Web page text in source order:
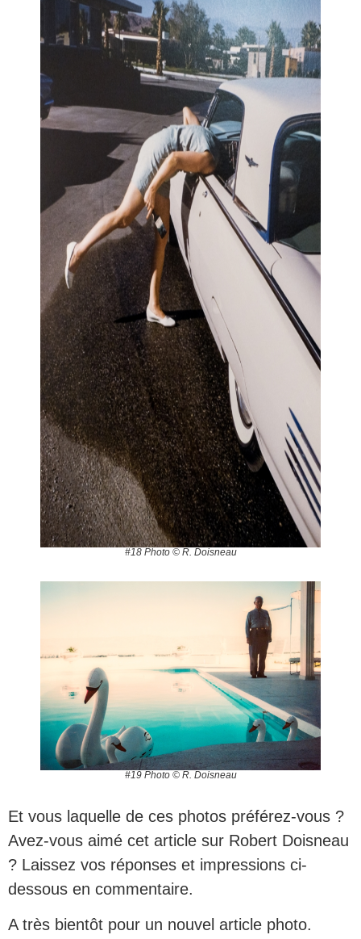
#18 Photo © R. Doisneau
#19 Photo © R. Doisneau
Et vous laquelle de ces photos préférez-vous ?
Avez-vous aimé cet article sur Robert Doisneau
? Laissez vos réponses et impressions ci-
dessous en commentaire.
A très bientôt pour un nouvel article photo.